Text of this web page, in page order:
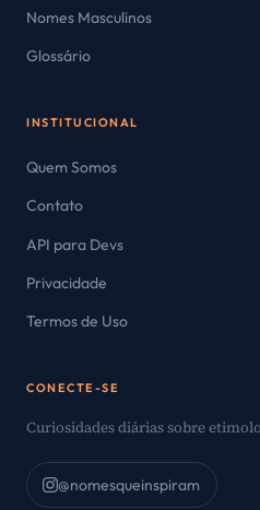
Nomes Masculinos
Glossário
INSTITUCIONAL
Quem Somos
Contato
API para Devs
Privacidade
Termos de Uso
CONECTE-SE
Curiosidades diárias sobre
@nomesqueinspiram